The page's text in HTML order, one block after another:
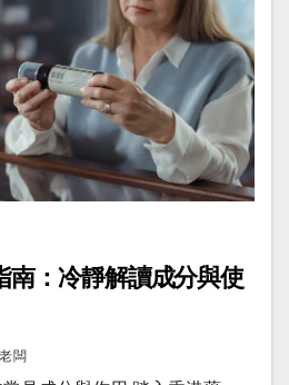
南：冷靜解讀成分與使
闆